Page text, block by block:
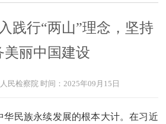
践行“两山”理念，坚持
美丽中国建设
民检察院 时间： 2025年09月15日
华民族永续发展的根本大计。在习近